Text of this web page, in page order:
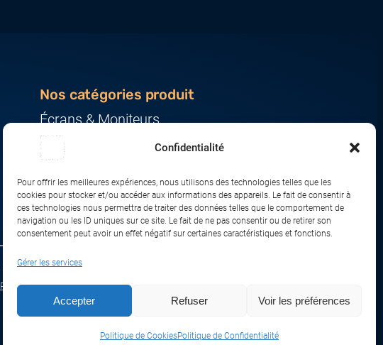
Confidentialité
Pour offrir les meilleures expériences, nous utilisons des technologies telles que les
cookies pour stocker et/ou accéder aux informations des appareils. Le fait de consentir à
ces technologies nous permettra de traiter des données telles que le comportement de
navigation ou les ID uniques sur ce site. Le fait de ne pas consentir ou de retirer son
consentement peut avoir un effet négatif sur certaines caractéristiques et fonctions.
Gérer les services
Accepter Refuser Voir les préférences
Politique de CookiesPolitique de Confidentialité
Nos catégories produit
Écrans & Moniteurs
Serveurs & Stockage
Impression & Consommables
Ordinateurs & Tablettes
Périphériques & Accessoires
Réseau & IoT
Politique de Transport
Remboursements et Retours